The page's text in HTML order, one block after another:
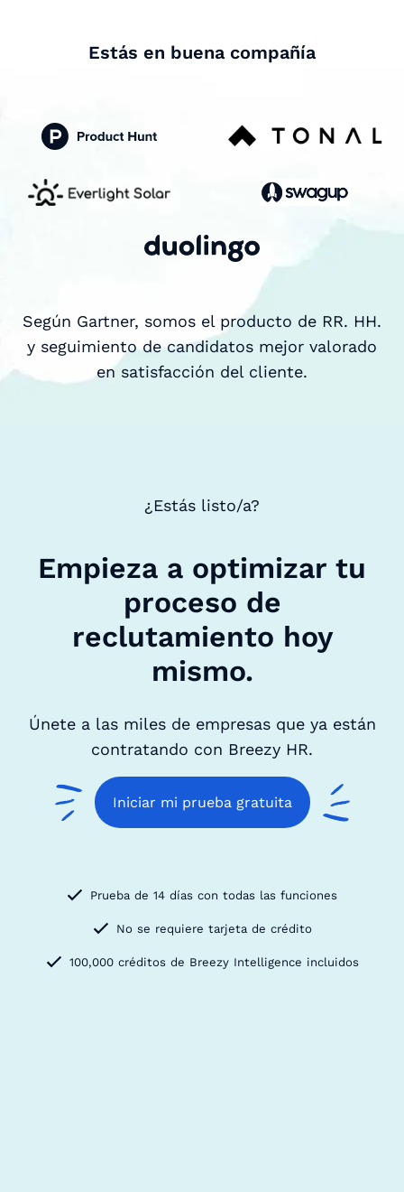
Estás en buena compañía
Según Gartner, somos el producto de RR. HH.
y seguimiento de candidatos mejor valorado
en satisfacción del cliente.
¿Estás listo/a?
Empieza a optimizar tu
proceso de
reclutamiento hoy
mismo.
Únete a las miles de empresas que ya están
contratando con Breezy HR.
Iniciar mi prueba gratuita
Prueba de 14 días con todas las funciones
No se requiere tarjeta de crédito
100,000 créditos de Breezy Intelligence incluidos